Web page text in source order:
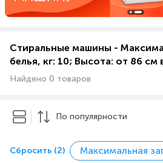
Стиральные машины -
белья, кг: 10; Высота: от 86 см
Найдено 0 товаров
По популярности
Сбросить (2)